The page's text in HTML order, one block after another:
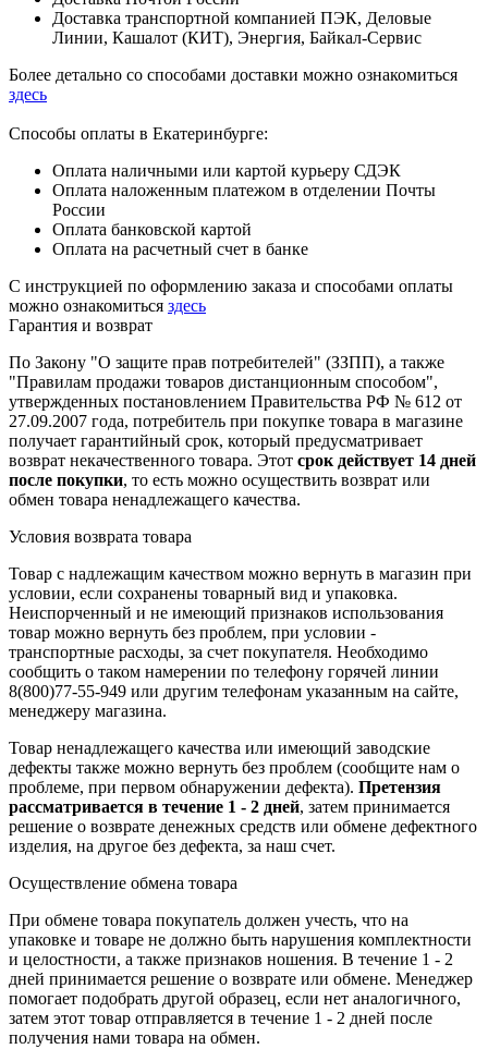
Доставка транспортной компанией ПЭК, Деловые
Линии, Кашалот (КИТ), Энергия, Байкал-Сервис
Более детально со способами доставки можно ознакомиться
здесь
Способы оплаты в Екатеринбурге:
Оплата наличными или картой курьеру СДЭК
Оплата наложенным платежом в отделении Почты
России
Оплата банковской картой
Оплата на расчетный счет в банке
С инструкцией по оформлению заказа и способами оплаты
можно ознакомиться здесь
Гарантия и возврат
По Закону "О защите прав потребителей" (ЗЗПП), а также
"Правилам продажи товаров дистанционным способом",
утвержденных постановлением Правительства РФ № 612 от
27.09.2007 года, потребитель при покупке товара в магазине
получает гарантийный срок, который предусматривает
возврат некачественного товара. Этот срок действует 14 дней
после покупки, то есть можно осуществить возврат или
обмен товара ненадлежащего качества.
Условия возврата товара
Товар с надлежащим качеством можно вернуть в магазин при
условии, если сохранены товарный вид и упаковка.
Неиспорченный и не имеющий признаков использования
товар можно вернуть без проблем, при условии -
транспортные расходы, за счет покупателя. Необходимо
сообщить о таком намерении по телефону горячей линии
8(800)77-55-949 или другим телефонам указанным на сайте,
менеджеру магазина.
Товар ненадлежащего качества или имеющий заводские
дефекты также можно вернуть без проблем (сообщите нам о
проблеме, при первом обнаружении дефекта). Претензия
рассматривается в течение 1 - 2 дней, затем принимается
решение о возврате денежных средств или обмене дефектного
изделия, на другое без дефекта, за наш счет.
Осуществление обмена товара
При обмене товара покупатель должен учесть, что на
упаковке и товаре не должно быть нарушения комплектности
и целостности, а также признаков ношения. В течение 1 - 2
дней принимается решение о возврате или обмене. Менеджер
помогает подобрать другой образец, если нет аналогичного,
затем этот товар отправляется в течение 1 - 2 дней после
получения нами товара на обмен.